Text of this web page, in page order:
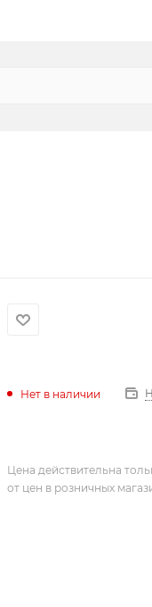
Нет в наличии
Цена действительна
от цен в розничных